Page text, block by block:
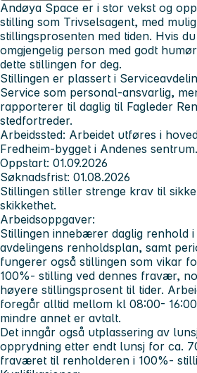
Andøya Space er i stor vekst og
stilling som Trivselsagent, med
stillingsprosenten med tiden. Hvis
omgjengelig person med godt
dette stillingen for deg.
Stillingen er plassert i
Service som personal-ansvarlig,
rapporterer til daglig til Fagleder
stedfortreder.
Arbeidssted: Arbeidet utføres i
Fredheim-bygget i Andenes sentrum.
Oppstart: 01.09.2026
Søknadsfrist: 01.08.2026
Stillingen stiller strenge krav til
skikkethet.
Arbeidsoppgaver:
Stillingen innebærer daglig renhold
avdelingens renholdsplan, samt
fungerer også stillingen som vikar
100%- stilling ved dennes fravær,
høyere stillingsprosent til tider.
foregår alltid mellom kl 08:00-
mindre annet er avtalt.
Det inngår også utplassering av
opprydning etter endt lunsj for ca.
fraværet til renholderen i 100%-